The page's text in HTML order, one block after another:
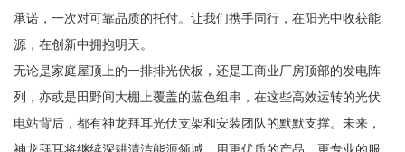
承诺，一次对可靠品质的托付。让我们携手同行，在阳光中收获能
源，在创新中拥抱明天。
无论是家庭屋顶上的一排排光伏板，还是工商业厂房顶部的发电阵
列，亦或是田野间大棚上覆盖的蓝色组串，在这些高效运转的光伏
电站背后，都有神龙拜耳光伏支架和安装团队的默默支撑。未来，